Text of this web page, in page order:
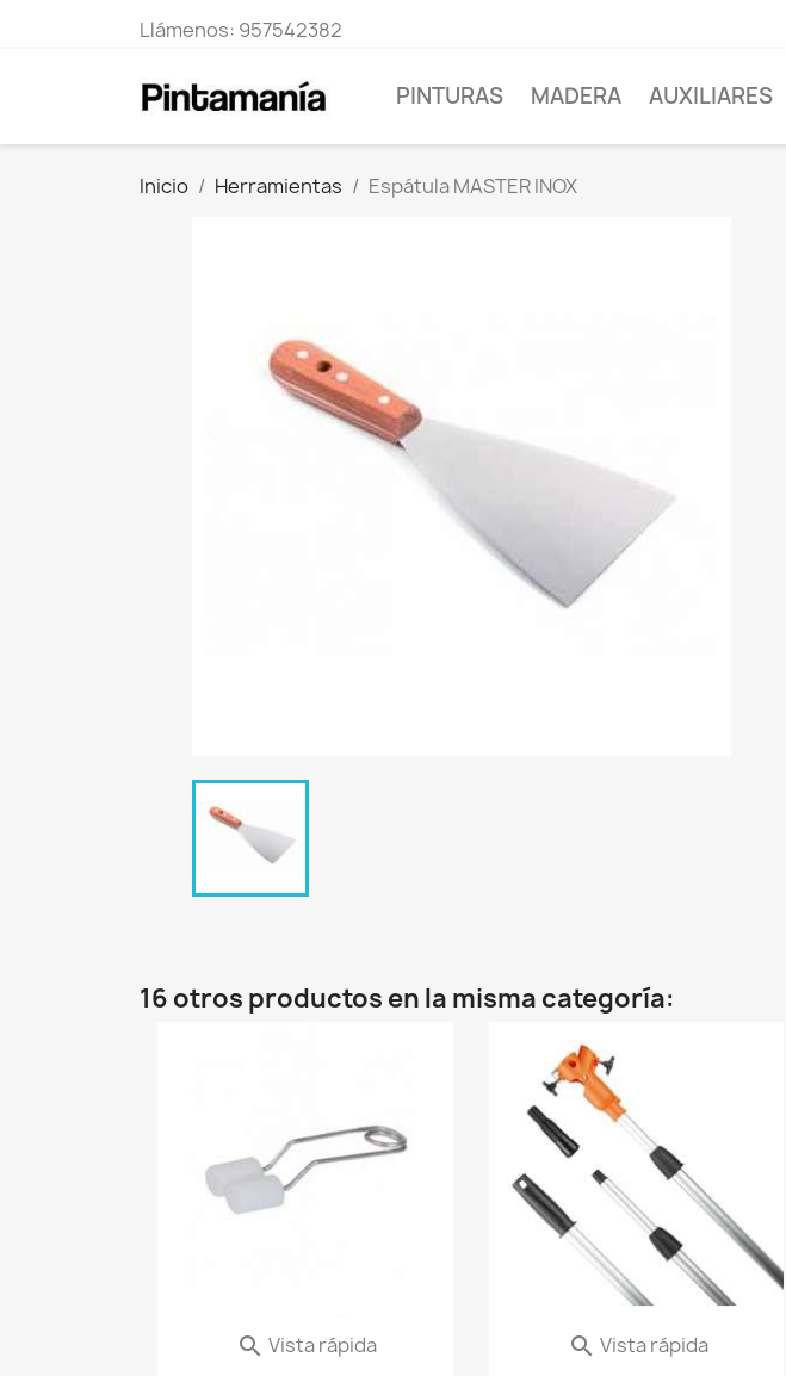
Llámenos: 957542382
PINTURAS MADERA AUXILIARES
Inicio Herramientas Espátula MASTER INOX
16 otros productos en la misma categoría:
 Vista rápida  Vista rápida